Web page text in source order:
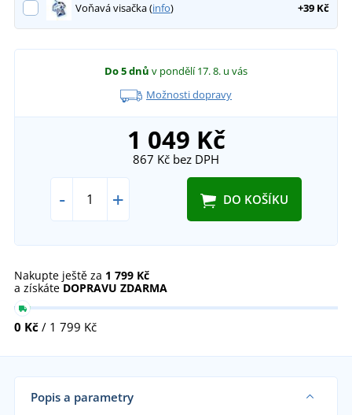
Voňavá visačka (info) +39 Kč
Do 5 dnů v pondělí 17. 8. u vás
Možnosti dopravy
1 049 Kč
867 Kč bez DPH
- + DO KOŠÍKU
Nakupte ještě za 1 799 Kč
a získáte DOPRAVU ZDARMA
0 Kč / 1 799 Kč
Popis a parametry